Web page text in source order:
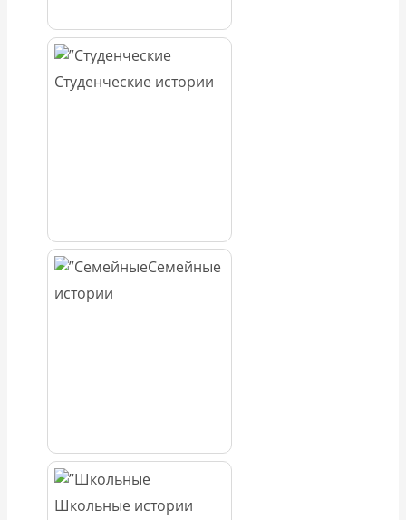
Студенческие истории
Семейные
истории
Школьные истории